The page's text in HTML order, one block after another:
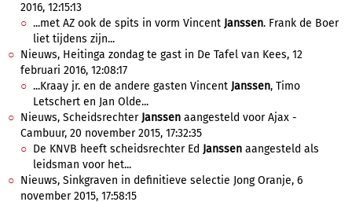
2016, 12:15:13
...met AZ ook de spits in vorm Vincent Janssen. Frank de Boer
liet tijdens zijn...
Nieuws, Heitinga zondag te gast in De Tafel van Kees, 12
februari 2016, 12:08:17
...Kraay jr. en de andere gasten Vincent Janssen, Timo
Letschert en Jan Olde...
Nieuws, Scheidsrechter Janssen aangesteld voor Ajax -
Cambuur, 20 november 2015, 17:32:35
De KNVB heeft scheidsrechter Ed Janssen aangesteld als
leidsman voor het...
Nieuws, Sinkgraven in definitieve selectie Jong Oranje, 6
november 2015, 17:58:15